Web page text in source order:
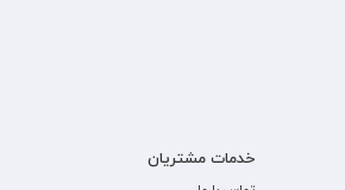
خدمات مشتریان